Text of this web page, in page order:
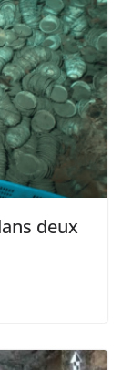
deux